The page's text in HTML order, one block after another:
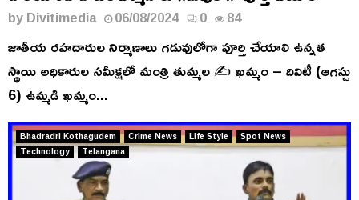
byDivitimedia 06/08/2024 0 84
జాతీయ రహదారుల నిర్మాణాలు గడువులోగా పూర్తి చేయాలి ఉన్నత
స్థాయి అధికారుల సమీక్షలో మంత్రి తుమ్మల ✍️ ఖమ్మం – దివిటీ (ఆగస్టు
6) ఉమ్మడి ఖమ్మం...
Bhadradri Kothagudem Crime News Life Style
Spot News
Technology
Telangana